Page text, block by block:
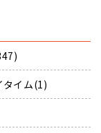
タイム(1)